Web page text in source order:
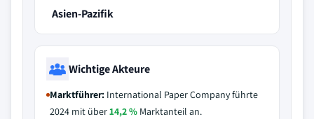
Asien-Pazifik
Wichtige Akteure
Marktführer: International Paper Company führte
2024 mit über14,2 % Marktanteil an.